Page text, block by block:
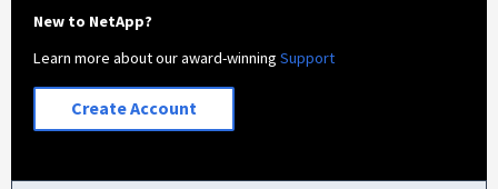
New to NetApp?
Learn more about our award-winningSupport
Create Account